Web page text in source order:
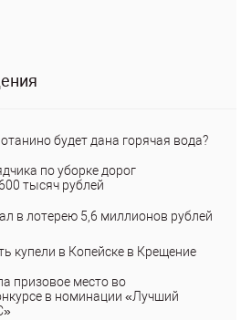
будет дана горячая вода?
по уборке дорог
тысяч рублей
в лотерею 5,6 миллионов рублей
купели в Копейске в Крещение
призовое место во
в номинации «Лучший